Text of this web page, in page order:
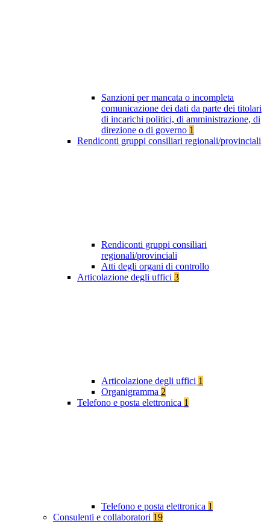
Sanzioni per mancata o incompleta
comunicazione dei dati da parte dei titolari
di incarichi politici, di amministrazione, di
direzione o di governo 1
Rendiconti gruppi consiliari regionali/provinciali
Rendiconti gruppi consiliari
regionali/provinciali
Atti degli organi di controllo
Articolazione degli uffici 3
Articolazione degli uffici 1
Organigramma 2
Telefono e posta elettronica 1
Telefono e posta elettronica 1
Consulenti e collaboratori 19